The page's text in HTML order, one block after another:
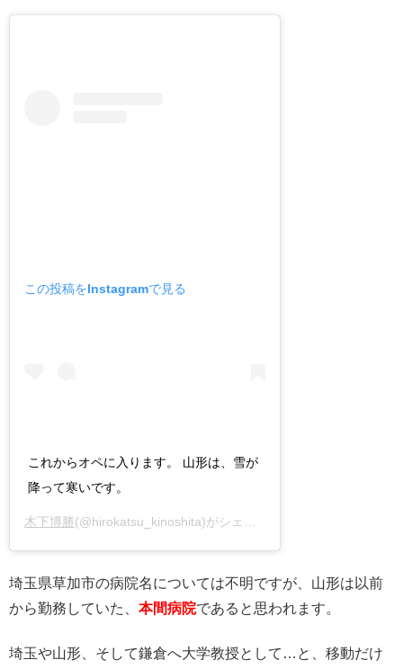
この投稿をInstagramで見る
これからオペに入ります。 山形は、雪が
降って寒いです。
木下博勝(@hirokatsu_kinoshita)がシェアした投稿 –
埼玉県草加市の病院名については不明ですが、山形は以前
から勤務していた、 本間病院であると思われます。
埼玉や山形、そして鎌倉へ大学教授として…と、移動だけ